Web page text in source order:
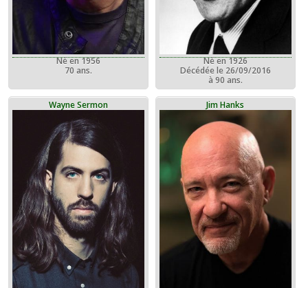
Né en 1956
70 ans.
Né en 1926
Décédée le 26/09/2016
à 90 ans.
Wayne Sermon Jim Hanks